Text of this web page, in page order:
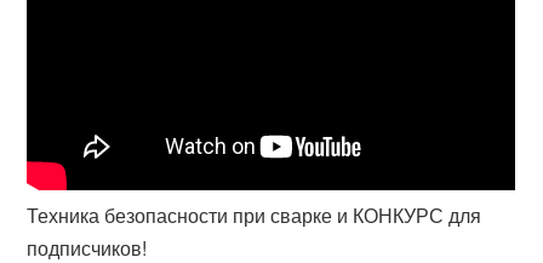
Техника безопасности при сварке и КОНКУРС для
подписчиков!